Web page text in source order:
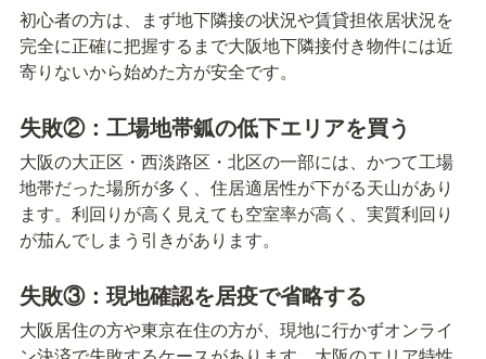
初心者の方は、まず地下隣接の状況や賃貸担依居状況を
完全に正確に把握するまで大阪地下隣接付き物件には近
寄りないから始めた方が安全です。
失敗②：工場地帯鈲の低下エリアを買う
大阪の大正区・西淡路区・北区の一部には、かつて工場
地帯だった場所が多く、住居適居性が下がる天山があり
ます。利回りが高く見えても空室率が高く、実質利回り
が茄んでしまう引きがあります。
失敗③：現地確認を居疫で省略する
大阪居住の方や東京在住の方が、現地に行かずオンライ